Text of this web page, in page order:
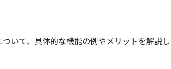
いて、具体的な機能の例やメリットを解説し